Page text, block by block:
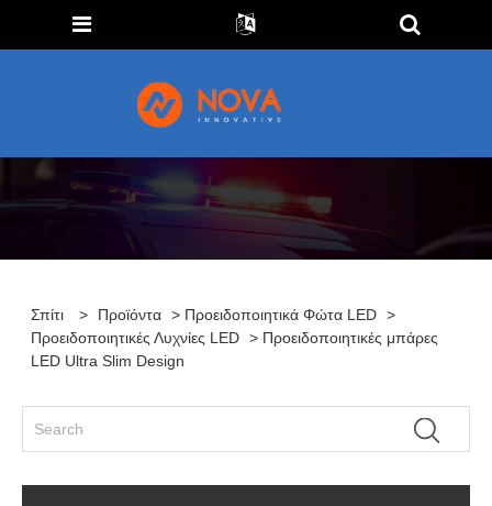
Σπίτι > Προϊόντα > Προειδοποιητικά Φώτα LED >
Προειδοποιητικές Λυχνίες LED > Προειδοποιητικές μπάρες
LED Ultra Slim Design